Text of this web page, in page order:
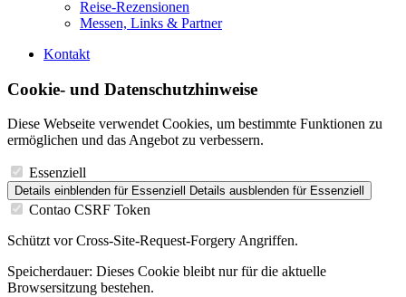
Reise-Rezensionen
Messen, Links & Partner
Kontakt
Cookie- und Datenschutzhinweise
Diese Webseite verwendet Cookies, um bestimmte Funktionen zu
ermöglichen und das Angebot zu verbessern.
Essenziell
Details einblenden für Essenziell Details ausblenden für Essenziell
Contao CSRF Token
Schützt vor Cross-Site-Request-Forgery Angriffen.
Speicherdauer: Dieses Cookie bleibt nur für die aktuelle
Browsersitzung bestehen.